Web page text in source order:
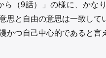
（9話）」の様に、かな
思と自由の意思は一致して
かつ自己中心的であると言